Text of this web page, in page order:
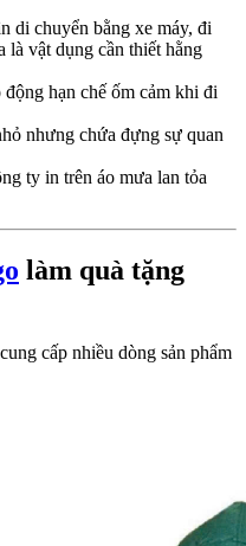
di chuyển bằng xe máy, đi
là vật dụng cần thiết hằng
hạn chế ốm cảm khi đi
nhưng chứa đựng sự quan
ty in trên áo mưa lan tỏa
làm quà tặng
cấp nhiều dòng sản phẩm